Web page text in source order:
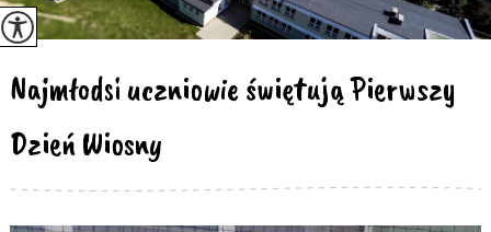
Najmłodsi uczniowie świętują Pierwszy
Dzień Wiosny